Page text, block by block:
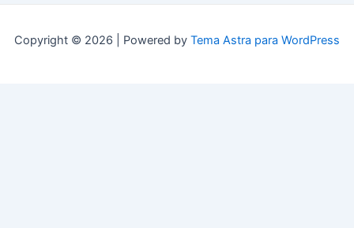
Copyright © 2026 | Powered by Tema Astra para WordPress